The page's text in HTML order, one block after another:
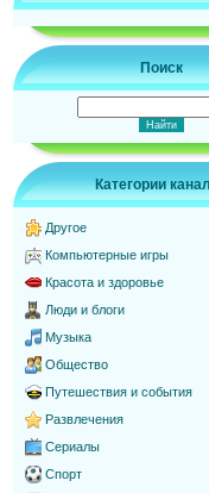
Поиск
Категории
Другое
Компьютерные игры
Красота и здоровье
Люди и блоги
Музыка
Общество
Путешествия и события
Развлечения
Сериалы
Спорт